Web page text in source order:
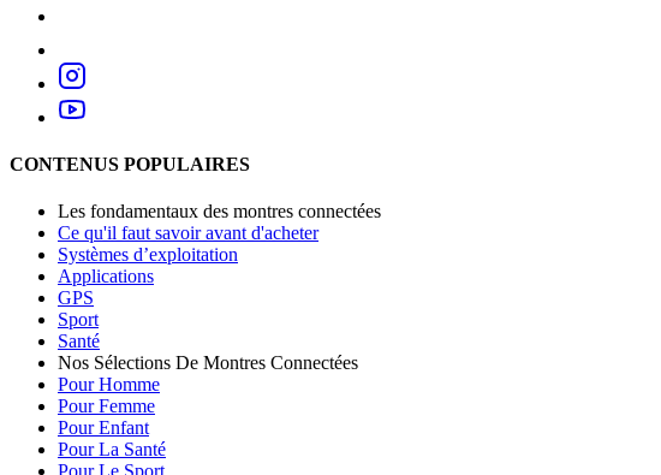
CONTENUS POPULAIRES
Les fondamentaux des montres connectées
Ce qu'il faut savoir avant d'acheter
Systèmes d’exploitation
Applications
GPS
Sport
Santé
Nos Sélections De Montres Connectées
Pour Homme
Pour Femme
Pour Enfant
Pour La Santé